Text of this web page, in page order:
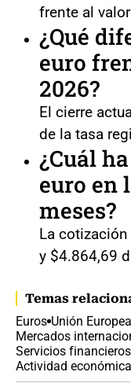
frente al
¿Qué
euro
2026?
El cierre
de la tasa
¿Cuál
euro en
meses?
La
y $4.864,69
Temas
Euros Unión Europea
Mercados
Servicios financieros
Actividad económica